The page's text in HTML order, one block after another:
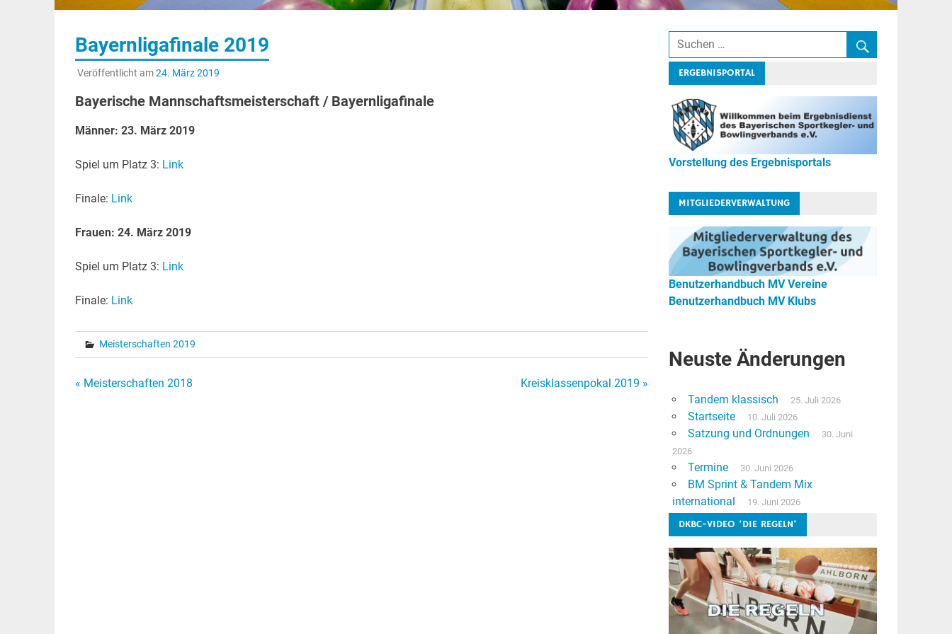
Bayernligafinale 2019
Veröffentlicht am24. März 2019
Bayerische Mannschaftsmeisterschaft / Bayernligafinale
Männer: 23. März 2019
Spiel um Platz 3: Link
Finale: Link
Frauen: 24. März 2019
Spiel um Platz 3: Link
Finale: Link
Meisterschaften 2019
Beitragsnavigation
« Meisterschaften 2018 Kreisklassenpokal 2019 »
ERGEBNISPORTAL
Vorstellung des Ergebnisportals
MITGLIEDERVERWALTUNG
Benutzerhandbuch MV Vereine
Benutzerhandbuch MV Klubs
Neuste Änderungen
Tandem klassisch 25. Juli 2026
Startseite 10. Juli 2026
Satzung und Ordnungen
30. Juni
2026
Termine 30. Juni 2026
BM Sprint & Tandem Mix
international
19. Juni 2026
DKBC-VIDEO ‘DIE REGELN’